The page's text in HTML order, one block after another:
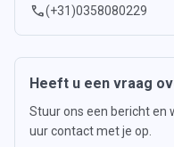
call(+31)0358080229
Heeft u een vraag
Stuur ons een bericht en
uur contact met je op.